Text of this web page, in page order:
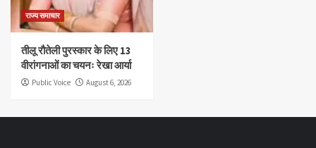
राज्य समाचार
तीलू रौतेली पुरस्कार के लिए 13
वीरांगनाओं का चयनः रेखा आर्या
Public Voice August 6, 2026